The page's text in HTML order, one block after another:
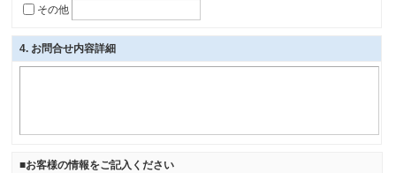
その他
4. お問合せ内容詳細
■お客様の情報をご記入ください